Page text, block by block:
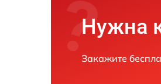
Нужна
Закажите